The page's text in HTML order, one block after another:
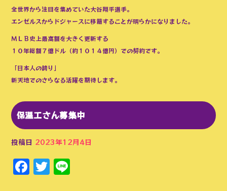
全世界から注目を集めていた大谷翔平選手。
エンゼルスからドジャースに移籍することが明らかになりました。
ＭＬＢ史上最高額を大きく更新する
１０年総額７億ドル（約１０１４億円）での契約です。
「日本人の誇り」
新天地でのさらなる活躍を期待します。
保温工さん募集中
投稿日 2023年12月4日
Facebook
Twitter